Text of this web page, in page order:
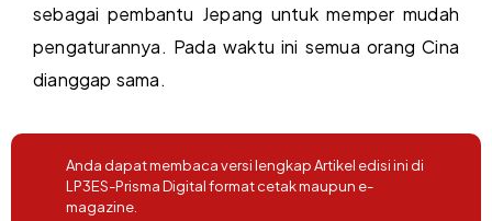
sebagai pembantu Jepang untuk memper mudah
pengaturannya. Pada waktu ini semua orang Cina
dianggap sama.
Anda dapat membaca versi lengkap Artikel edisi ini di
LP3ES-Prisma Digital format cetak maupun e-
magazine.